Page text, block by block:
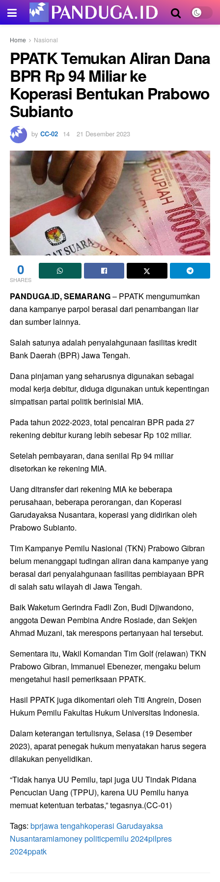
Home Nasional
PPATK Temukan Aliran Dana
BPR Rp 94 Miliar ke
Koperasi Bentukan Prabowo
Subianto
by CC-02 21 Desember 2023
0
SHARES
PANDUGA.ID, SEMARANG– PPATK mengumumkan
dana kampanye parpol berasal dari penambangan liar
dan sumber lainnya.
Salah satunya adalah penyalahgunaan fasilitas kredit
Bank Daerah (BPR) Jawa Tengah.
Dana pinjaman yang seharusnya digunakan sebagai
modal kerja debitur, diduga digunakan untuk kepentingan
simpatisan partai politik berinisial MIA.
Pada tahun 2022-2023, total pencairan BPR pada 27
rekening debitur kurang lebih sebesar Rp 102 miliar.
Setelah pembayaran, dana senilai Rp 94 miliar
disetorkan ke rekening MIA.
Uang ditransfer dari rekening MIA ke beberapa
perusahaan, beberapa perorangan, dan Koperasi
Garudayaksa Nusantara, koperasi yang didirikan oleh
Prabowo Subianto.
Tim Kampanye Pemilu Nasional (TKN) Prabowo Gibran
belum menanggapi tudingan aliran dana kampanye yang
berasal dari penyalahgunaan fasilitas pembiayaan BPR
di salah satu wilayah di Jawa Tengah.
Baik Waketum Gerindra Fadli Zon, Budi Djiwandono,
anggota Dewan Pembina Andre Rosiade, dan Sekjen
Ahmad Muzani, tak merespons pertanyaan hal tersebut.
Sementara itu, Wakil Komandan Tim Golf (relawan) TKN
Prabowo Gibran, Immanuel Ebenezer, mengaku belum
mengetahui hasil pemeriksaan PPATK.
Hasil PPATK juga dikomentari oleh Titi Angrein, Dosen
Hukum Pemilu Fakultas Hukum Universitas Indonesia.
Dalam keterangan tertulisnya, Selasa (19 Desember
2023), aparat penegak hukum menyatakan harus segera
dilakukan penyelidikan.
“Tidak hanya UU Pemilu, tapi juga UU Tindak Pidana
Pencucian Uang (TPPU), karena UU Pemilu hanya
memuat ketentuan terbatas,” tegasnya.(CC-01)
Tags: bprjawa tengahkoperasi Garudayaksa
Nusantaramiamoney politicpemilu 2024pilpres
2024ppatk